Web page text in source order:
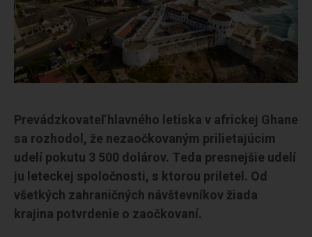
Prevádzkovateľ hlavného letiska v africkej Ghane
sa rozhodol, že nezaočkovaným prilietajúcim
udelí pokutu 3 500 dolárov. Teda presnejšie udelí
ju leteckej spoločnosti, s ktorou priletel. Od
všetkých zahraničných návštevníkov žiada
krajina potvrdenie o zaočkovaní.